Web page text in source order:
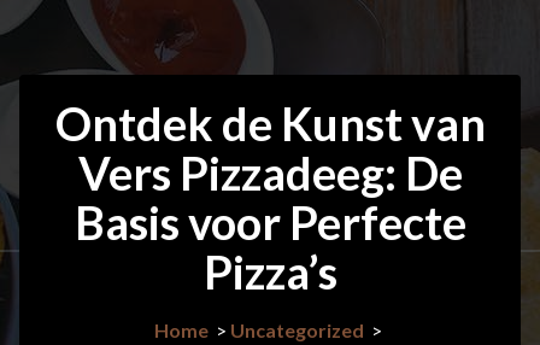
Ontdek de Kunst van
Vers Pizzadeeg: De
Basis voor Perfecte
Pizza’s
Home > Uncategorized >